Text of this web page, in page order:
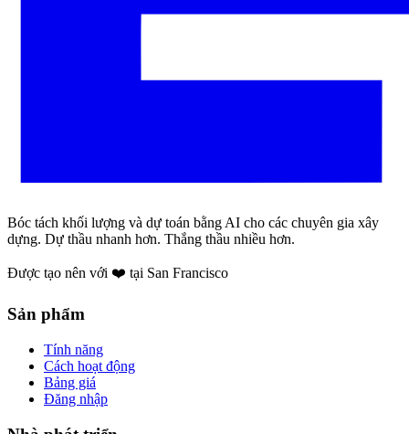
Bóc tách khối lượng và dự toán bằng AI cho các chuyên gia xây
dựng. Dự thầu nhanh hơn. Thắng thầu nhiều hơn.
Được tạo nên với ❤️ tại San Francisco
Sản phẩm
Tính năng
Cách hoạt động
Bảng giá
Đăng nhập